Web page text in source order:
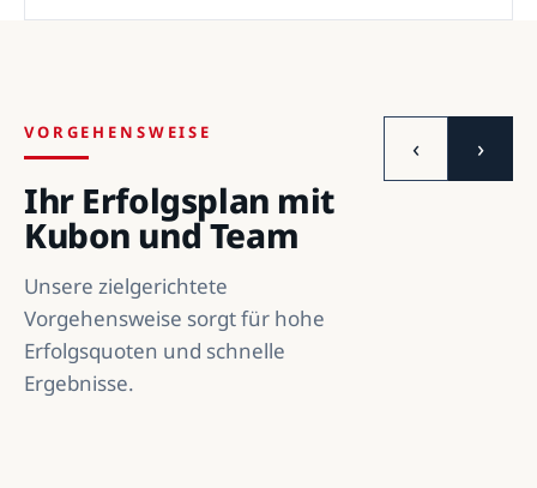
VORGEHENSWEISE
Ihr Erfolgsplan mit
Kubon und Team
Unsere zielgerichtete
Vorgehensweise sorgt für hohe
Erfolgsquoten und schnelle
Ergebnisse.
‹ ›